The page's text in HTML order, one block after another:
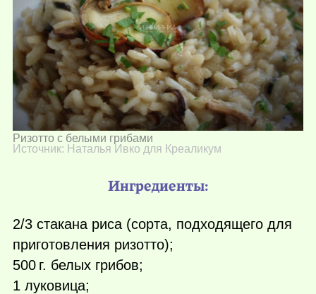
Ризотто с белыми грибами
Источник: Наталья Ивко для Креаликум
Ингредиенты:
2/3 стакана риса (сорта, подходящего для
приготовления ризотто);
500 г. белых грибов;
1 луковица;